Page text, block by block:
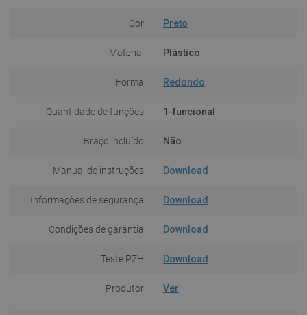
Cor Preto
Material Plástico
Forma Redondo
Quantidade de funções 1-funcional
Braço incluído Não
Manual de instruções Download
Informações de segurança Download
Condições de garantia Download
Teste PZH Download
Produtor Ver